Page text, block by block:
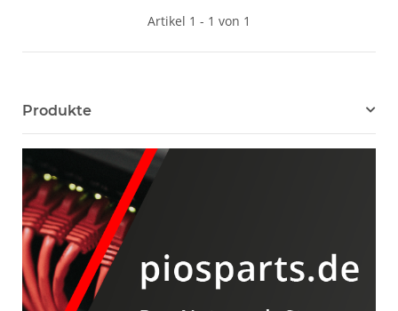
Artikel 1 - 1 von 1
Produkte